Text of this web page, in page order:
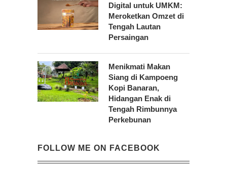
Digital untuk UMKM:
Meroketkan Omzet di
Tengah Lautan
Persaingan
Menikmati Makan
Siang di Kampoeng
Kopi Banaran,
Hidangan Enak di
Tengah Rimbunnya
Perkebunan
FOLLOW ME ON FACEBOOK